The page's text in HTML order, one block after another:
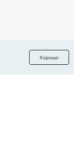
Хорошо